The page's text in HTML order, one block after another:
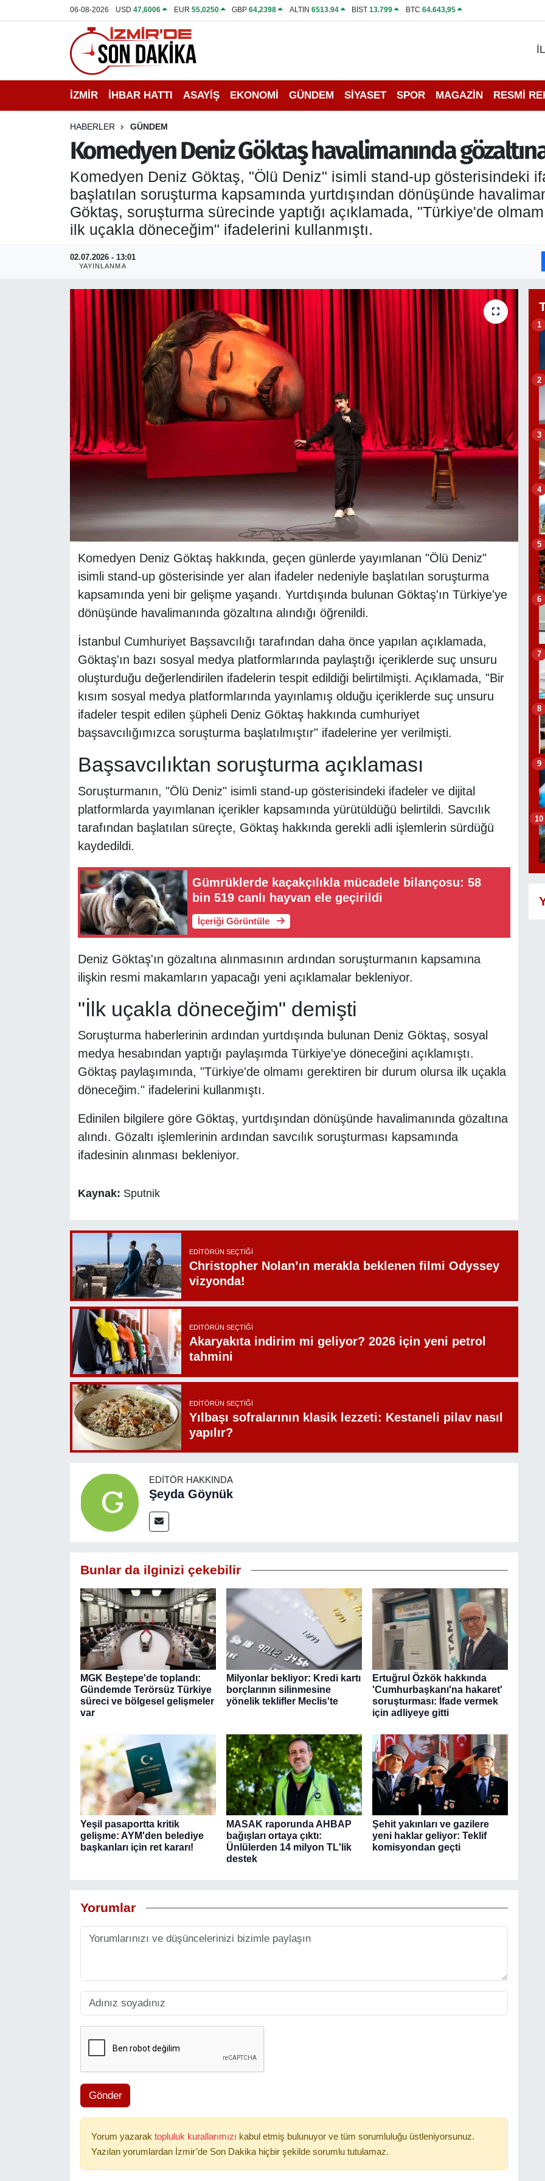
06-08-2026 USD47,6006 EUR 55,0250 GBP64,2398 ALTIN 6513.94 BİST13.799 BTC 64.643,95
İZMİR İHBAR HATTI ASAYİŞ EKONOMİ GÜNDEM SİYASET SPOR MAGAZİN RESMİ
HABERLER GÜNDEM
Komedyen Deniz Göktaş havalimanında
Komedyen Deniz Göktaş, "Ölü Deniz" isimli stand-up gösterisindeki
başlatılan soruşturma kapsamında yurtdışından dönüşünde
Göktaş, soruşturma sürecinde yaptığı açıklamada, "Türkiye'de
ilk uçakla döneceğim" ifadelerini kullanmıştı.
02.07.2026 - 13:01
YAYINLANMA
Komedyen Deniz Göktaş hakkında, geçen günlerde yayımlanan "Ölü Deniz"
isimli stand-up gösterisinde yer alan ifadeler nedeniyle başlatılan soruşturma
kapsamında yeni bir gelişme yaşandı. Yurtdışında bulunan Göktaş'ın Türkiye'ye
dönüşünde havalimanında gözaltına alındığı öğrenildi.
İstanbul Cumhuriyet Başsavcılığı tarafından daha önce yapılan açıklamada,
Göktaş'ın bazı sosyal medya platformlarında paylaştığı içeriklerde suç unsuru
oluşturduğu değerlendirilen ifadelerin tespit edildiği belirtilmişti. Açıklamada, "Bir
kısım sosyal medya platformlarında yayınlamış olduğu içeriklerde suç unsuru
ifadeler tespit edilen şüpheli Deniz Göktaş hakkında cumhuriyet
başsavcılığımızca soruşturma başlatılmıştır" ifadelerine yer verilmişti.
Başsavcılıktan soruşturma açıklaması
Soruşturmanın, "Ölü Deniz" isimli stand-up gösterisindeki ifadeler ve dijital
platformlarda yayımlanan içerikler kapsamında yürütüldüğü belirtildi. Savcılık
tarafından başlatılan süreçte, Göktaş hakkında gerekli adli işlemlerin sürdüğü
kaydedildi.
Gümrüklerde kaçakçılıkla mücadele bilançosu: 58
bin 519 canlı hayvan ele geçirildi
İçeriği Görüntüle
Deniz Göktaş'ın gözaltına alınmasının ardından soruşturmanın kapsamına
ilişkin resmi makamların yapacağı yeni açıklamalar bekleniyor.
"İlk uçakla döneceğim" demişti
Soruşturma haberlerinin ardından yurtdışında bulunan Deniz Göktaş, sosyal
medya hesabından yaptığı paylaşımda Türkiye'ye döneceğini açıklamıştı.
Göktaş paylaşımında, "Türkiye'de olmamı gerektiren bir durum olursa ilk uçakla
döneceğim." ifadelerini kullanmıştı.
Edinilen bilgilere göre Göktaş, yurtdışından dönüşünde havalimanında gözaltına
alındı. Gözaltı işlemlerinin ardından savcılık soruşturması kapsamında
ifadesinin alınması bekleniyor.
Kaynak: Sputnik
EDITÖRÜN SEÇTIĞI
Christopher Nolan’ın merakla beklenen filmi Odyssey
vizyonda!
EDITÖRÜN SEÇTIĞI
Akaryakıta indirim mi geliyor? 2026 için yeni petrol
tahmini
EDITÖRÜN SEÇTIĞI
Yılbaşı sofralarının klasik lezzeti: Kestaneli pilav nasıl
yapılır?
EDITÖR HAKKINDA
Şeyda Göynük
Bunlar da ilginizi çekebilir
MGK Beştepe'de toplandı:
Gündemde Terörsüz Türkiye
süreci ve bölgesel gelişmeler
var
Milyonlar bekliyor: Kredi kartı
borçlarının silinmesine
yönelik teklifler Meclis'te
Ertuğrul Özkök hakkında
'Cumhurbaşkanı'na hakaret'
soruşturması: İfade vermek
için adliyeye gitti
Yeşil pasaportta kritik
gelişme: AYM'den belediye
başkanları için ret kararı!
MASAK raporunda AHBAP
bağışları ortaya çıktı:
Ünlülerden 14 milyon TL'lik
destek
Şehit yakınları ve gazilere
yeni haklar geliyor: Teklif
komisyondan geçti
Yorumlar
Gönder
Yorum yazarak topluluk kurallarımızı kabul etmiş bulunuyor ve tüm sorumluluğu üstleniyorsunuz.
Yazılan yorumlardan İzmir’de Son Dakika hiçbir şekilde sorumlu tutulamaz.
1
2
3
4
5
6
7
8
9
10
İHBAR HATTI
DEPREM
EKONOMİ
SİYASET
ASAYİŞ
RESMİ REKLAM
İzmir Nöbetçi Eczaneler
İzmir Hava Durumu
İzmir Namaz Vakitleri
İzmir Trafik Yoğunluk Haritası
Puan Durumu ve Fikstür
Tüm Manşetler
Son Dakika Haberleri
Haber Arşivi